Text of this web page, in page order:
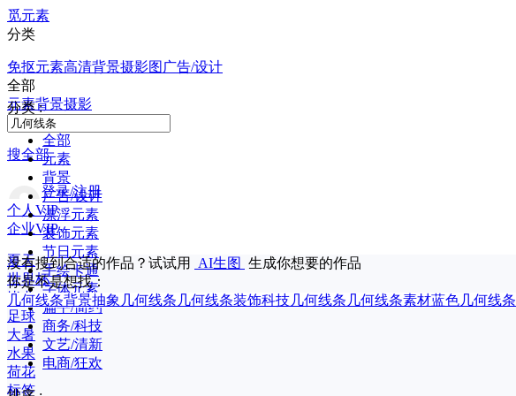
觅元素
分类
免抠元素高清背景摄影图 广告/设计
全部
元素背景摄影
搜全部
登录/注册
个人VIP
企业VIP
夏天
世界杯
毕业
足球
大暑
水果
荷花
标签
分类 :
全部
元素
背景
广告/设计
漂浮元素
装饰元素
节日元素
手绘卡通
字体元素
扁平/简约
商务/科技
文艺/清新
电商/狂欢
没有搜到合适的作品？试试用 AI生图 生成你想要的作品
你是不是想找：
几何线条背景抽象几何线条 几何线条装饰科技几何线条 几何线条素材蓝色几何线条